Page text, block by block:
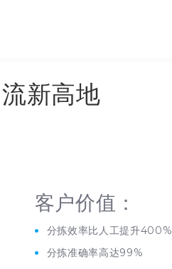
新高地
客户价值：
分拣效率比人工提升400%
分拣准确率高达99%